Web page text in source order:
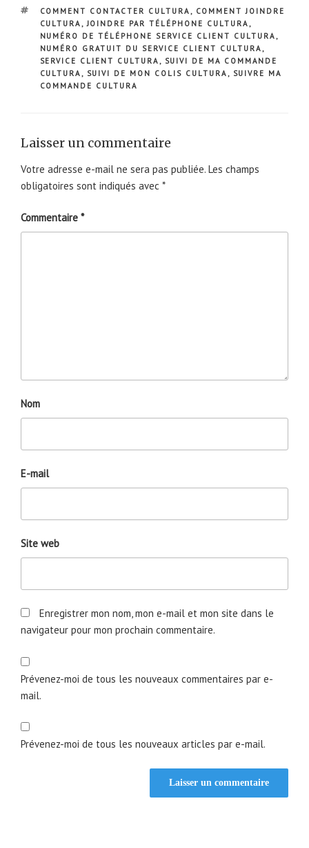
ÉTIQUETTES
COMMENT CONTACTER CULTURA, COMMENT JOINDRE
CULTURA,JOINDRE PAR TÉLÉPHONE CULTURA,
NUMÉRO DE TÉLÉPHONE SERVICE CLIENT CULTURA,
NUMÉRO GRATUIT DU SERVICE CLIENT CULTURA,
SERVICE CLIENT CULTURA, SUIVI DE MA COMMANDE
CULTURA, SUIVI DE MON COLIS CULTURA, SUIVRE MA
COMMANDE CULTURA
Laisser un commentaire
Votre adresse e-mail ne sera pas publiée. Les champs
obligatoires sont indiqués avec *
Commentaire *
Nom
E-mail
Site web
Enregistrer mon nom, mon e-mail et mon site dans le
navigateur pour mon prochain commentaire.
Prévenez-moi de tous les nouveaux commentaires par e-
mail.
Prévenez-moi de tous les nouveaux articles par e-mail.